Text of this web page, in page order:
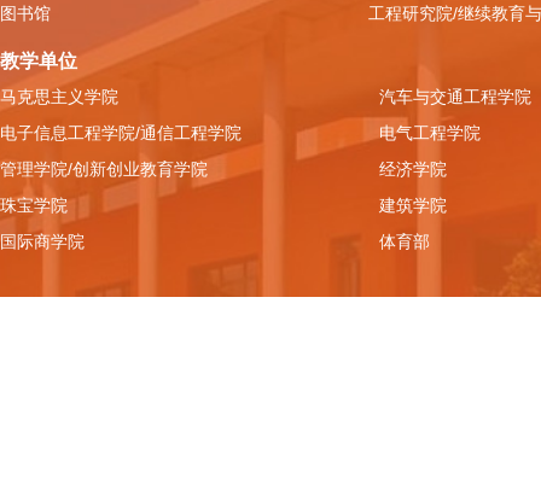
图书馆
工程研究院/继续教育
教学单位
马克思主义学院
汽车与交通工程学院
电子信息工程学院/通信工程学院
电气工程学院
管理学院/创新创业教育学院
经济学院
珠宝学院
建筑学院
国际商学院
体育部